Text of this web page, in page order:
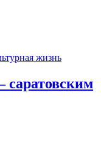
жизнь
саратовским